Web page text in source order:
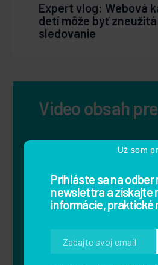
Prihláste sa na odber
newslettra a získajte
informácie, praktické
Už som
Expert vlog: Webová
detí môže byť
sledovanie
Video obsah